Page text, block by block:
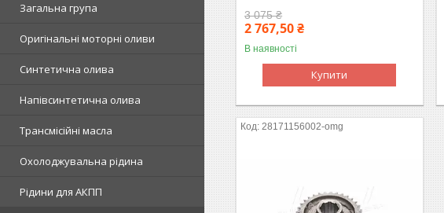
Загальна група
Оригінальні моторні оливи
Синтетична олива
Напівсинтетична олива
Трансмісійні масла
Охолоджувальна рідина
Рідини для АКПП
3 075 ₴
2 767,50 ₴
В наявності
Купити
28171156002-omg